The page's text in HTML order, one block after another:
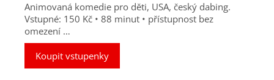
Animovaná komedie pro děti, USA, český dabing.
Vstupné: 150 Kč • 88 minut • přístupnost bez
omezení …
Koupit vstupenky